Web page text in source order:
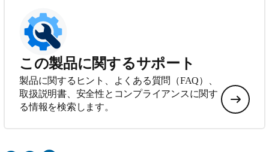
この製品に関するサポート
製品に関するヒント、よくある質問（FAQ）、
取扱説明書、安全性とコンプライアンスに関す
る情報を検索します。